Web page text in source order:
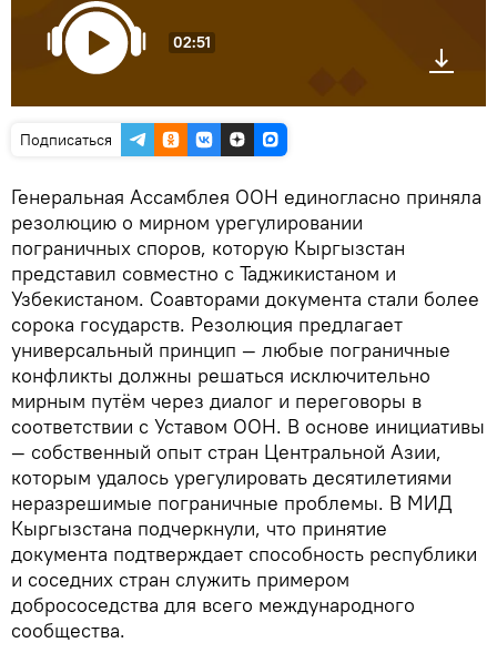
02:51
Подписаться
Генеральная Ассамблея ООН единогласно приняла
резолюцию о мирном урегулировании
пограничных споров, которую Кыргызстан
представил совместно с Таджикистаном и
Узбекистаном. Соавторами документа стали более
сорока государств. Резолюция предлагает
универсальный принцип — любые пограничные
конфликты должны решаться исключительно
мирным путём через диалог и переговоры в
соответствии с Уставом ООН. В основе инициативы
— собственный опыт стран Центральной Азии,
которым удалось урегулировать десятилетиями
неразрешимые пограничные проблемы. В МИД
Кыргызстана подчеркнули, что принятие
документа подтверждает способность республики
и соседних стран служить примером
добрососедства для всего международного
сообщества.